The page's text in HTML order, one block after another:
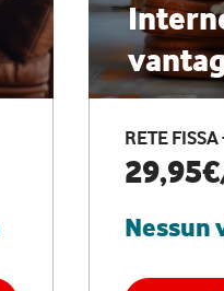
RETE
29,95€
Nessun